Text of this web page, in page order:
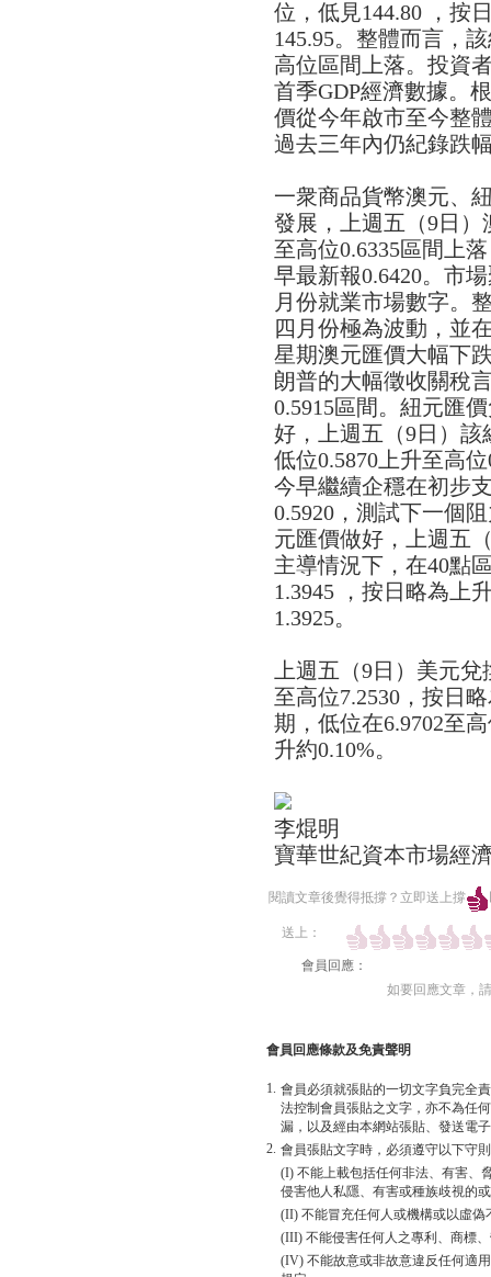
位，低見144.80 ，按
145.95。整體而言，
高位區間上落。投資
首季GDP經濟數據。
價從今年啟市至今整
過去三年內仍紀錄跌
一衆商品貨幣澳元、
發展，上週五（9日）
至高位0.6335區間上
早最新報0.6420。市
月份就業市場數字。
四月份極為波動，並
星期澳元匯價大幅下
朗普的大幅徵收關稅
0.5915區間。紐元匯
好，上週五（9日）該
低位0.5870上升至高
今早繼續企穩在初步
0.5920，測試下一個
元匯價做好，上週五
主導情況下，在40點
1.3945 ，按日略為上
1.3925。
上週五（9日）美元
至高位7.2530，按日
期，低位在6.9702至
升約0.10%。
李焜明
寶華世紀資本市場經
閱讀文章後覺得抵撐？立即送上撐
送上：
會員回應：
如要回應文章，
會員回應條款及免責聲明
1. 會員必須就張貼的一切文字負完全
法控制會員張貼之文字，亦不為任
漏，以及經由本網站張貼、發送電
2. 會員張貼文字時，必須遵守以下守
(I) 不能上載包括任何非法、有害、
侵害他人私隱、有害或種族歧視的
(II) 不能冒充任何人或機構或以虛
(III) 不能侵害任何人之專利、商標
(IV) 不能故意或非故意違反任何適